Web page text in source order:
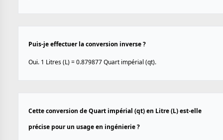
Puis-je effectuer la conversion inverse ?
Oui. 1 Litres (L) = 0.879877 Quart impérial (qt).
Cette conversion de Quart impérial (qt) en Litre (L) est-elle
précise pour un usage en ingénierie ?